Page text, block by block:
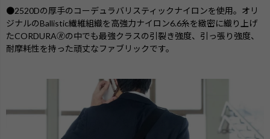
●2520Dの厚手のコーデュラバリスティックナイロンを使用。オリ
ジナルのBallistic繊維組織を高強力ナイロン6.6糸を緻密に織り上げ
たCORDURA🄬の中でも最強クラスの引裂き強度、引っ張り強度、
耐摩耗性を持った頑丈なファブリックです。